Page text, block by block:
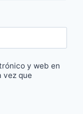
y web en
vez que